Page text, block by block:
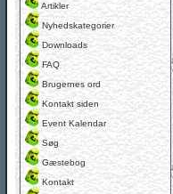
Artikler
Nyhedskategorier
Downloads
FAQ
Brugernes ord
Kontakt siden
Event Kalendar
Søg
Gæstebog
Kontakt